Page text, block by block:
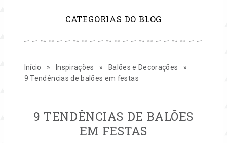
inspirar
sua
vida
CATEGORIAS DO BLOG
Início » Inspirações » Balões e Decorações
»
9 Tendências de balões em festas
9 TENDÊNCIAS DE BALÕES
EM FESTAS